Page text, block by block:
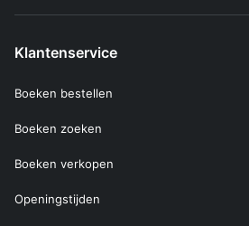
Klantenservice
Boeken bestellen
Boeken zoeken
Boeken verkopen
Openingstijden